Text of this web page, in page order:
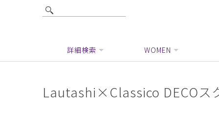
詳細検索 WOMEN
Lautashi×Classico DECOス